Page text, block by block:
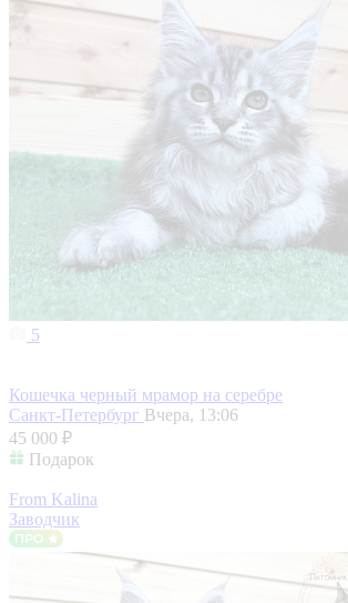
5
Кошечка черный мрамор на серебре
Санкт-Петербург Вчера, 13:06
45 000 ₽
Подарок
From Kalina
Заводчик